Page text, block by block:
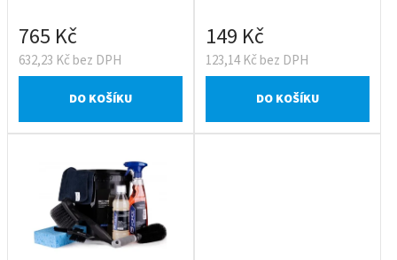
632,23 Kč bez DPH
765 Kč
DO KOŠÍKU
123,14 Kč bez DPH
149 Kč
DO KOŠÍKU